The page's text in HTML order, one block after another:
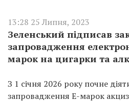
13:28 25 Липня, 2023
Зеленський підписав
запровадження
марок на цигарки та
З 1 січня 2026 року почне
запровадження Е-марок